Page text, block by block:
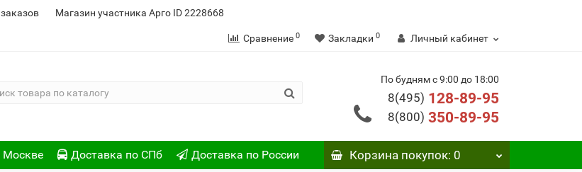
Магазин участника Арго ID 2228668
Сравнение 0 Закладки 0 Личный кабинет
По будням с 9:00 до 18:00
8(495) 128-89-95
8(800) 350-89-95
Москве Доставка по СПб Доставка по России Корзинапокупок: 0